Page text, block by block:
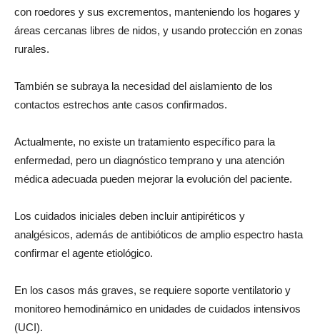
con roedores y sus excrementos, manteniendo los hogares y
áreas cercanas libres de nidos, y usando protección en zonas
rurales.
También se subraya la necesidad del aislamiento de los
contactos estrechos ante casos confirmados.
Actualmente, no existe un tratamiento específico para la
enfermedad, pero un diagnóstico temprano y una atención
médica adecuada pueden mejorar la evolución del paciente.
Los cuidados iniciales deben incluir antipiréticos y
analgésicos, además de antibióticos de amplio espectro hasta
confirmar el agente etiológico.
En los casos más graves, se requiere soporte ventilatorio y
monitoreo hemodinámico en unidades de cuidados intensivos
(UCI).